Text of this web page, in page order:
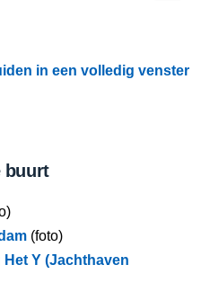
in een volledig venster
buurt
(foto)
Y (Jachthaven